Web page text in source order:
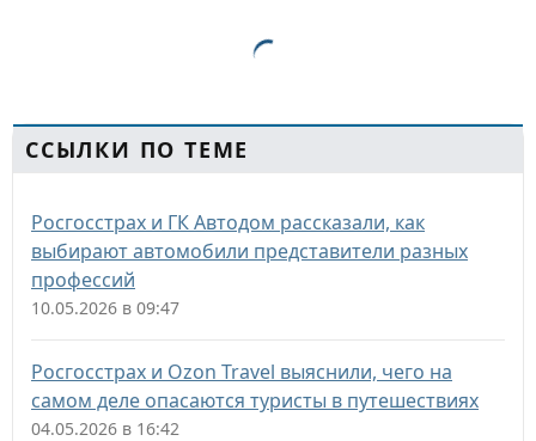
ССЫЛКИ ПО ТЕМЕ
Росгосстрах и ГК Автодом рассказали, как
выбирают автомобили представители разных
профессий
10.05.2026 в 09:47
Росгосстрах и Ozon Travel выяснили, чего на
самом деле опасаются туристы в путешествиях
04.05.2026 в 16:42